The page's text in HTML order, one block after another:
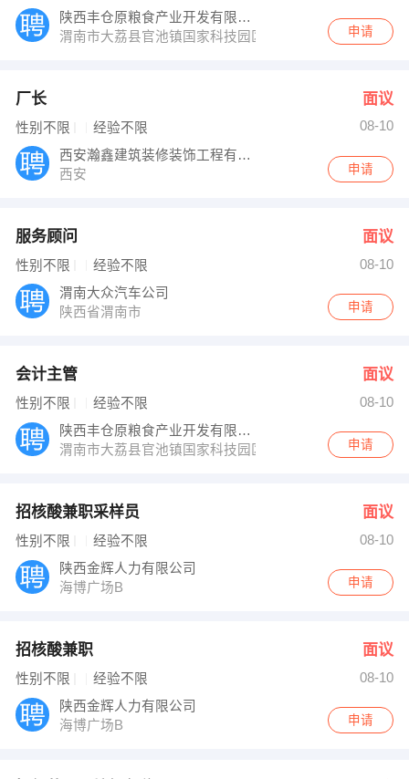
陕西丰仓原粮食产业开发有限公司
渭南市大荔县官池镇国家科技园区大荔核心区
申请
厂长 面议
性别不限 经验不限
08-10
西安瀚鑫建筑装修装饰工程有限公司
西安
申请
服务顾问 面议
性别不限 经验不限
08-10
渭南大众汽车公司
陕西省渭南市
申请
会计主管 面议
性别不限 经验不限
08-10
陕西丰仓原粮食产业开发有限公司
渭南市大荔县官池镇国家科技园区大荔核心区
申请
招核酸兼职采样员 面议
性别不限 经验不限
08-10
陕西金辉人力有限公司
海博广场B
申请
招核酸兼职 面议
性别不限 经验不限
08-10
陕西金辉人力有限公司
海博广场B
申请